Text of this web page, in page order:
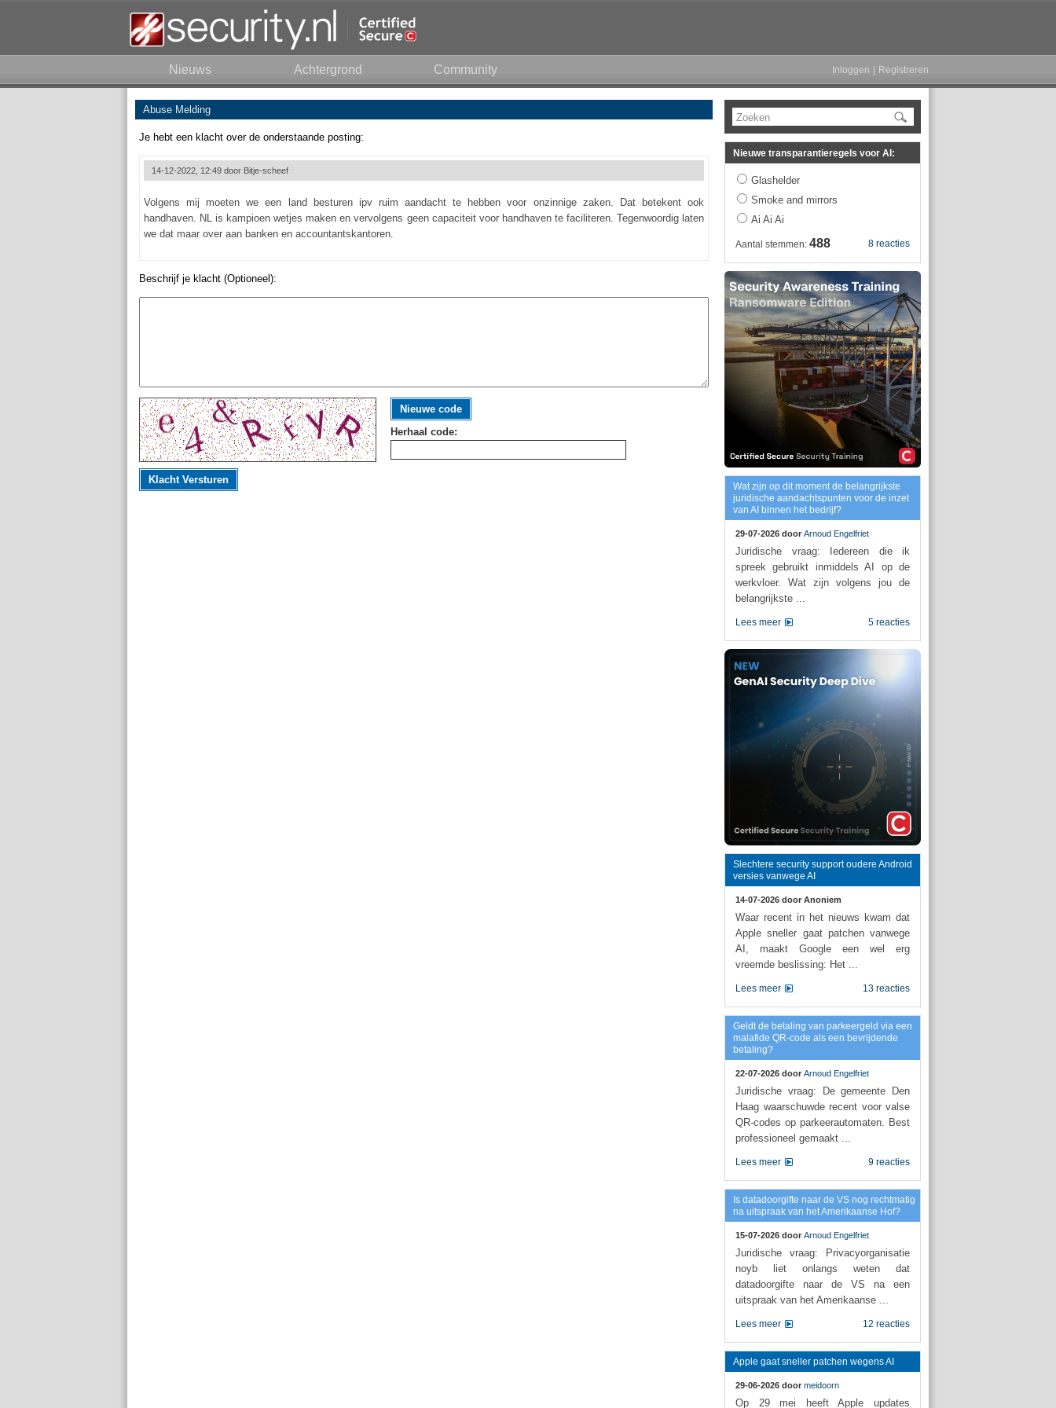
Nieuws Achtergrond Community Inloggen Registreren
Abuse Melding
Je hebt een klacht over de onderstaande posting:
14-12-2022, 12:49 door Bitje-scheef
Volgens mij moeten we een land besturen ipv ruim aandacht te hebben voor onzinnige zaken. Dat betekent ook
handhaven. NL is kampioen wetjes maken en vervolgens geen capaciteit voor handhaven te faciliteren. Tegenwoordig laten
we dat maar over aan banken en accountantskantoren.
Beschrijf je klacht (Optioneel):
Nieuwe code
Herhaal code:
Klacht Versturen
Zoeken
Nieuwe transparantieregels voor AI:
Glashelder
Smoke and mirrors
Ai Ai Ai
8 reacties
Aantal stemmen: 488
Wat zijn op dit moment de belangrijkste
juridische aandachtspunten voor de inzet
van AI binnen het bedrijf?
29-07-2026 door Arnoud Engelfriet
Juridische vraag: Iedereen die ik
spreek gebruikt inmiddels AI op de
werkvloer. Wat zijn volgens jou de
belangrijkste ...
5 reacties
Lees meer
Slechtere security support oudere Android
versies vanwege AI
14-07-2026 door Anoniem
Waar recent in het nieuws kwam dat
Apple sneller gaat patchen vanwege
AI, maakt Google een wel erg
vreemde beslissing: Het ...
13 reacties
Lees meer
Geldt de betaling van parkeergeld via een
malafide QR-code als een bevrijdende
betaling?
22-07-2026 door Arnoud Engelfriet
Juridische vraag: De gemeente Den
Haag waarschuwde recent voor valse
QR-codes op parkeerautomaten. Best
professioneel gemaakt ...
9 reacties
Lees meer
Is datadoorgifte naar de VS nog rechtmatig
na uitspraak van het Amerikaanse Hof?
15-07-2026 door Arnoud Engelfriet
Juridische vraag: Privacyorganisatie
noyb liet onlangs weten dat
datadoorgifte naar de VS na een
uitspraak van het Amerikaanse ...
12 reacties
Lees meer
Apple gaat sneller patchen wegens AI
29-06-2026 door meidoorn
Op 29 mei heeft Apple updates